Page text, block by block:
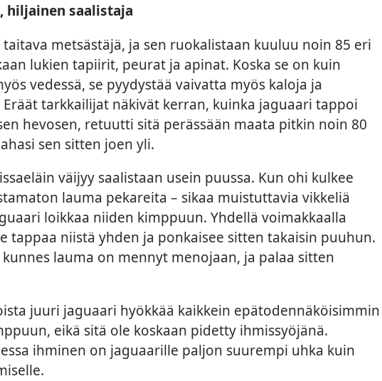
hiljainen saalistaja
taitava metsästäjä, ja sen ruokalistaan kuuluu noin 85 eri
lukien tapiirit, peurat ja apinat. Koska se on kuin
vedessä, se pyydystää vaivatta myös kaloja ja
tarkkailijat näkivät kerran, kuinka jaguaari tappoi
hevosen, retuutti sitä perässään maata pitkin noin 80
sen sitten joen yli.
väijyy saalistaan usein puussa. Kun ohi kulkee
lauma pekareita – sikaa muistuttavia vikkeliä
loikkaa niiden kimppuun. Yhdellä voimakkaalla
tappaa niistä yhden ja ponkaisee sitten takaisin puuhun.
kunnes lauma on mennyt menojaan, ja palaa sitten
juuri jaguaari hyökkää kaikkein epätodennäköisimmin
eikä sitä ole koskaan pidetty ihmissyöjänä.
ihminen on jaguaarille paljon suurempi uhka kuin